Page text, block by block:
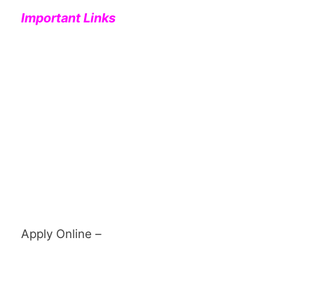
Important Links
Apply Online –